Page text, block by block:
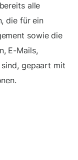
alle
die für ein
sowie die
E-Mails,
gepaart mit